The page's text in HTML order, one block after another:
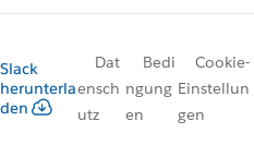
Slack
herunterla
den
Dat
ensch
utz
Bedi
ngung
en
Cookie-
Einstellun
gen